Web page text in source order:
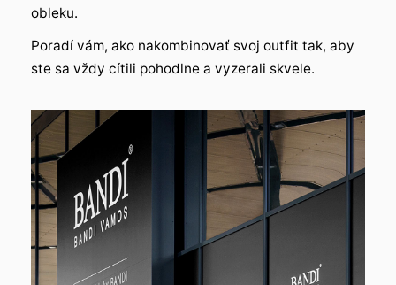
obleku.
Poradí vám, ako nakombinovať svoj outfit tak, aby
ste sa vždy cítili pohodlne a vyzerali skvele.